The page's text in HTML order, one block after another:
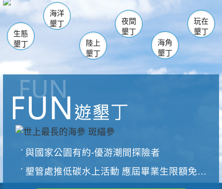
南仁湖
海生館
恆春 佳樂水
龍鑾潭自然中心 森林遊樂區
瓊麻館
關山 墾管處遊客中心
社頂公園 風吹沙
船帆石
白砂 龍磐公園
香蕉灣
砂島
鵝鑾鼻
生態
墾丁
海洋
墾丁
陸上
墾丁
夜間
墾丁
海角
墾丁
玩在
墾丁
與國家公園有約-優游潮間探險者
墾管處推低碳水上活動 應屆畢業生限額免費參加